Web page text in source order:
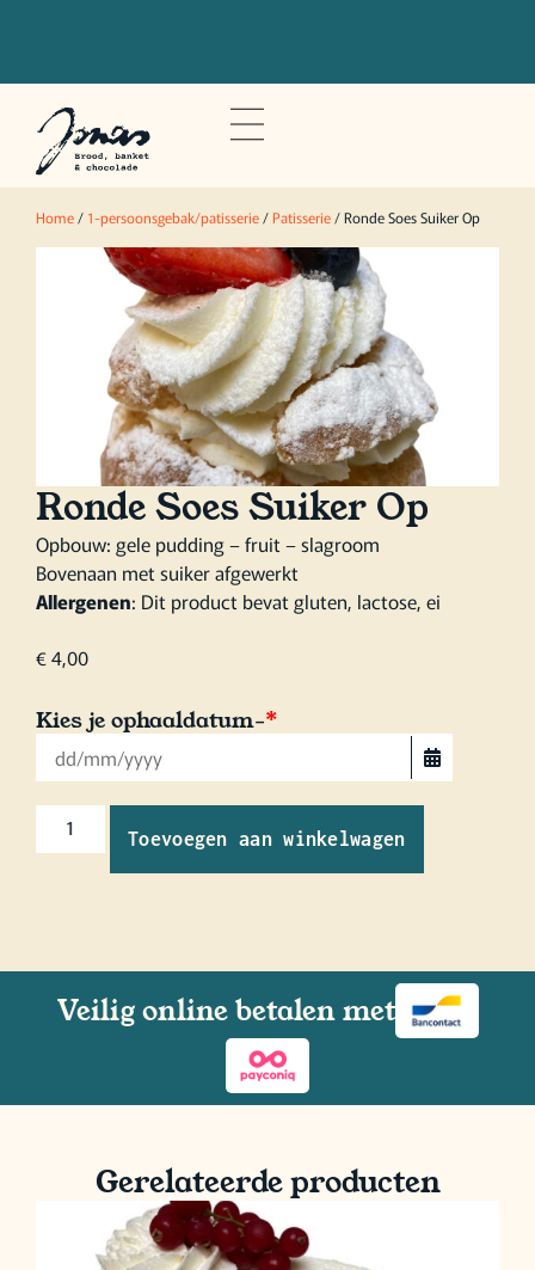
Bestel voor 20u om je bestelling de
volgende dag op te halen
Home/ 1-persoonsgebak/patisserie/Patisserie/ Ronde Soes Suiker Op
Ronde Soes Suiker Op
Opbouw: gele pudding – fruit – slagroom
Bovenaan met suiker afgewerkt
Allergenen: Dit product bevat gluten, lactose, ei
€4,00
*
Kies je ophaaldatum-
Toevoegen aan winkelwagen
Veilig online betalen met
Gerelateerde producten